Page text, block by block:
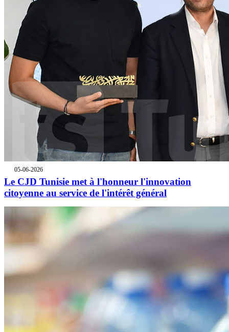
05-06-2026
Le CJD Tunisie met à l'honneur l'innovation
citoyenne au service de l'intérêt général